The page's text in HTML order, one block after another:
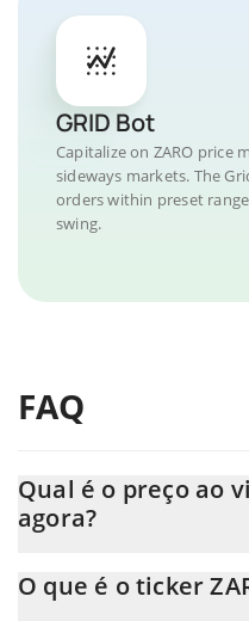
GRID Bot
Capitalize on ZARO price
sideways markets. The
orders within preset
swing.
FAQ
Qual é o preço ao
agora?
O que é o ticker